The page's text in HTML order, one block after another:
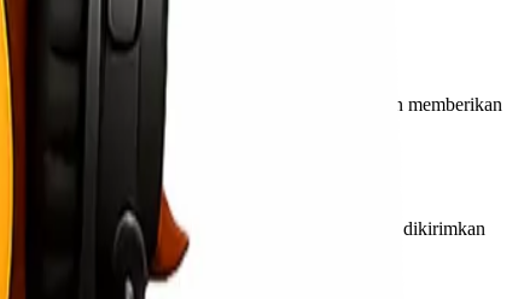
Lionel Express selalu siap membantu dan memberikan
terbaik sesuai situasi.
Berikut adalah beberapa jenis barang yang sering dikirimkan